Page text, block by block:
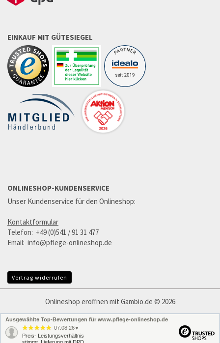
EINKAUF MIT GÜTESIEGEL
ONLINESHOP-KUNDENSERVICE
Unser Kundenservice für den Onlineshop:
Kontaktformular
Telefon: +49 (0)541 / 91 31 477
Email: info@pflege-onlineshop.de
Vertrag widerrufen
Onlineshop eröffnen mit Gambio.de © 2026
Ausgewählte Top-Bewertungen für www.pflege-onlineshop.de
07.08.26 ▼
Preis- Leistungsverhältnis